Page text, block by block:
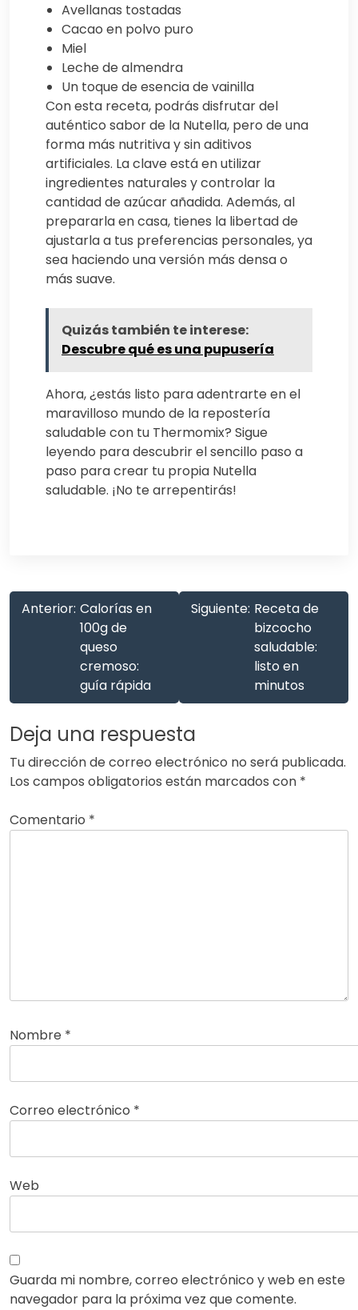
Avellanas tostadas
Cacao en polvo puro
Miel
Leche de almendra
Un toque de esencia de vainilla
Con esta receta, podrás disfrutar del
auténtico sabor de la Nutella, pero de una
forma más nutritiva y sin aditivos
artificiales. La clave está en utilizar
ingredientes naturales y controlar la
cantidad de azúcar añadida. Además, al
prepararla en casa, tienes la libertad de
ajustarla a tus preferencias personales, ya
sea haciendo una versión más densa o
más suave.
Quizás también te interese:
Descubre qué es una pupusería
Ahora, ¿estás listo para adentrarte en el
maravilloso mundo de la repostería
saludable con tu Thermomix? Sigue
leyendo para descubrir el sencillo paso a
paso para crear tu propia Nutella
saludable. ¡No te arrepentirás!
Anterior: Calorías en
100g de
queso
cremoso:
guía rápida
Siguiente: Receta de
bizcocho
saludable:
listo en
minutos
Deja una respuesta
Tu dirección de correo electrónico no será publicada.
Los campos obligatorios están marcados con *
Comentario *
Nombre *
Correo electrónico *
Web
Guarda mi nombre, correo electrónico y web en este
navegador para la próxima vez que comente.